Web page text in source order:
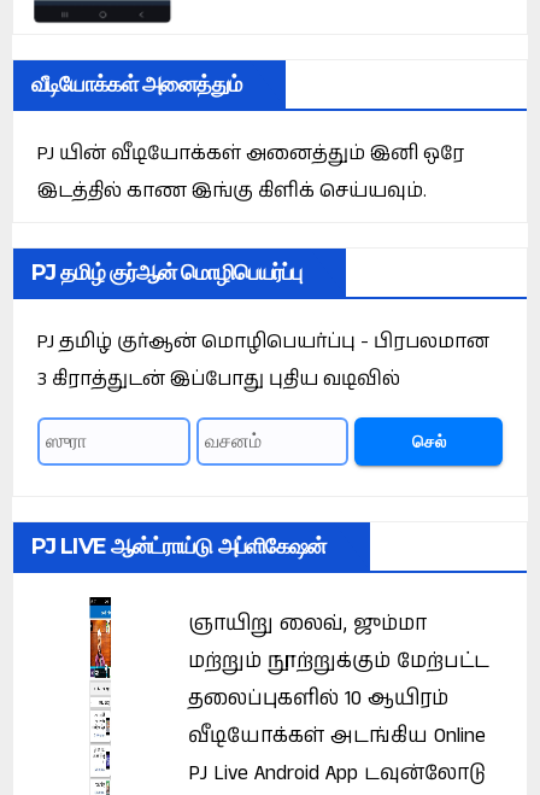
வீடியோக்கள் அனைத்தும்
PJ யின் வீடியோக்கள் அனைத்தும் இனி ஒரே
இடத்தில் காண இங்கு கிளிக் செய்யவும்.
PJ தமிழ் குர்ஆன் மொழிபெயர்ப்பு
PJ தமிழ் குர்ஆன் மொழிபெயர்ப்பு - பிரபலமான
3 கிராத்துடன் இப்போது புதிய வடிவில்
செல்
PJ LIVE ஆன்ட்ராய்டு அப்ளிகேஷன்
ஞாயிறு லைவ், ஜும்மா
மற்றும் நூற்றுக்கும் மேற்பட்ட
தலைப்புகளில் 10 ஆயிரம்
வீடியோக்கள் அடங்கிய Online
PJ Live Android App டவுன்லோடு